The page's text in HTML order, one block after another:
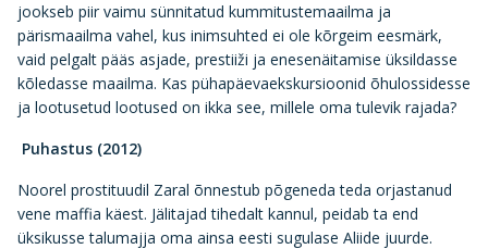
jookseb piir vaimu sünnitatud kummitustemaailma ja
pärismaailma vahel, kus inimsuhted ei ole kõrgeim eesmärk,
vaid pelgalt pääs asjade, prestiiži ja enesenäitamise üksildasse
kõledasse maailma. Kas pühapäevaekskursioonid õhulossidesse
ja lootusetud lootused on ikka see, millele oma tulevik rajada?
Puhastus (2012)
Noorel prostituudil Zaral õnnestub põgeneda teda orjastanud
vene maffia käest. Jälitajad tihedalt kannul, peidab ta end
üksikusse talumajja oma ainsa eesti sugulase Aliide juurde.